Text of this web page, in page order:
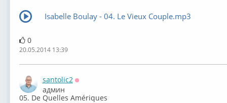
Isabelle Boulay - 04. Le Vieux Couple.mp3
0
20.05.2014 13:39
santolic2
админ
05. De Quelles Amériques